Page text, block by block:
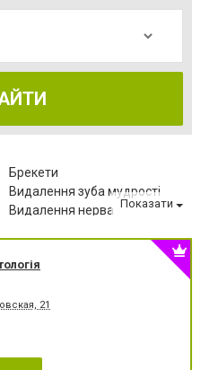
Брекети
Видалення зуба мудрості
Видалення нерва
Дитяча стоматологія
Зняття зубного каменю
Показати
21